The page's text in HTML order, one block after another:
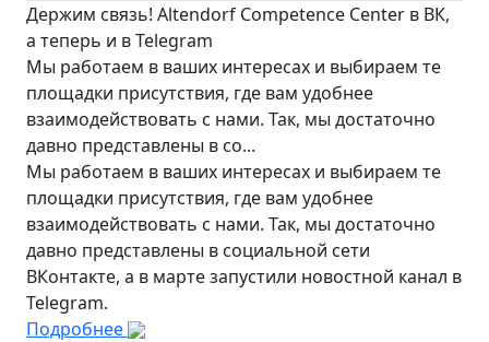
Держим связь! Altendorf Competence Сenter в ВК,
а теперь и в Telegram
Мы работаем в ваших интересах и выбираем те
площадки присутствия, где вам удобнее
взаимодействовать с нами. Так, мы достаточно
давно представлены в со...
Мы работаем в ваших интересах и выбираем те
площадки присутствия, где вам удобнее
взаимодействовать с нами. Так, мы достаточно
давно представлены в социальной сети
ВКонтакте, а в марте запустили новостной канал в
Telegram.
Подробнее